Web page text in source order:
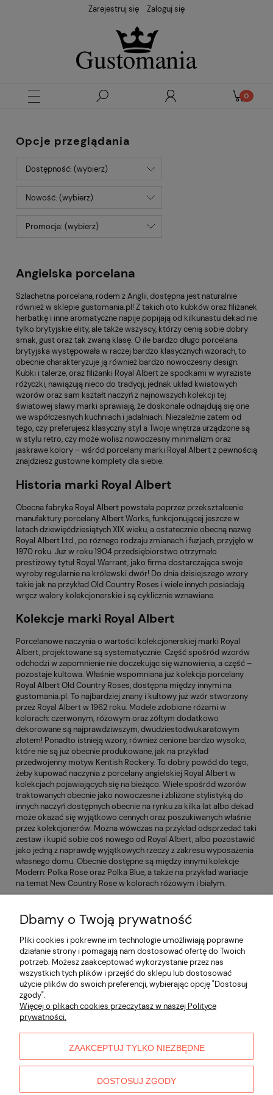
Zarejestruj się Zaloguj się
Opcje przeglądania
Dostępność: (wybierz)
Nowość: (wybierz)
Promocja: (wybierz)
Angielska porcelana
Szlachetna porcelana, rodem z Anglii, dostępna jest naturalnie
również w sklepie gustomania.pl! Z takich oto kubków oraz filiżanek
herbatkę i inne aromatyczne napije popijają od kilkunastu dekad nie
tylko brytyjskie elity, ale także wszyscy, którzy cenią sobie dobry
smak, gust oraz tak zwaną klasę. O ile bardzo długo porcelana
brytyjska występowała w raczej bardzo klasycznych wzorach, to
obecnie charakteryzuje ją również bardzo nowoczesny design.
Kubki i talerze, oraz filiżanki Royal Albert ze spodkami w wyraziste
różyczki, nawiązują nieco do tradycji, jednak układ kwiatowych
wzorów oraz sam kształt naczyń z najnowszych kolekcji tej
światowej sławy marki sprawiają, że doskonale odnajdują się one
we współczesnych kuchniach i jadalniach. Niezależnie zatem od
tego, czy preferujesz klasyczny styl a Twoje wnętrza urządzone są
w stylu retro, czy może wolisz nowoczesny minimalizm oraz
jaskrawe kolory – wśród porcelany marki Royal Albert z pewnością
znajdziesz gustowne komplety dla siebie.
Historia marki Royal Albert
Obecna fabryka Royal Albert powstała poprzez przekształcenie
manufaktury porcelany Albert Works, funkcjonującej jeszcze w
latach dziewięćdziesiątych XIX wieku, a ostatecznie obecną nazwę
Royal Albert Ltd., po różnego rodzaju zmianach i fuzjach, przyjęło w
1970 roku. Już w roku 1904 przedsiębiorstwo otrzymało
prestiżowy tytuł Royal Warrant, jako firma dostarczająca swoje
wyroby regularnie na królewski dwór! Do dnia dzisiejszego wzory
takie jak na przykład Old Country Roses i wiele innych posiadają
wręcz walory kolekcjonerskie i są cyklicznie wznawiane.
Kolekcje marki Royal Albert
Porcelanowe naczynia o wartości kolekcjonerskiej marki Royal
Albert, projektowane są systematycznie. Część spośród wzorów
odchodzi w zapomnienie nie doczekując się wznowienia, a część –
pozostaje kultowa. Właśnie wspomniana już kolekcja porcelany
Royal Albert Old Country Roses, dostępna między innymi na
gustomania.pl. To najbardziej znany i kultowy już wzór stworzony
przez Royal Albert w 1962 roku. Modele zdobione różami w
kolorach: czerwonym, różowym oraz żółtym dodatkowo
dekorowane są najprawdziwszym, dwudziestodwukaratowym
złotem! Ponadto istnieją wzory, również cenione bardzo wysoko,
które nie są już obecnie produkowane, jak na przykład
przedwojenny motyw Kentish Rockery. To dobry powód do tego,
żeby kupować naczynia z porcelany angielskiej Royal Albert w
kolekcjach pojawiających się na bieżąco. Wiele spośród wzorów
traktowanych obecnie jako nowoczesne i zbliżone stylistyką do
innych naczyń dostępnych obecnie na rynku za kilka lat albo dekad
może okazać się wyjątkowo cennych oraz poszukiwanych właśnie
przez kolekcjonerów. Można wówczas na przykład odsprzedać taki
zestaw i kupić sobie coś nowego od Royal Albert, albo pozostawić
jako jedną z naprawdę wyjątkowych rzeczy z zakresu wyposażenia
własnego domu. Obecnie dostępne są między innymi kolekcje
Modern: Polka Rose oraz Polka Blue, a także na przykład wariacje
na temat New Country Rose w kolorach różowym i białym.
Nie znaleziono produktów spełniających podane
Informacje
Płatności i dostawa
O nas
Dbamy o Twoją prywatność
Pliki cookies i pokrewne im technologie umożliwiają poprawne
działanie strony i pomagają nam dostosować ofertę do Twoich
potrzeb. Możesz zaakceptować wykorzystanie przez nas
wszystkich tych plików i przejść do sklepu lub dostosować
użycie plików do swoich preferencji, wybierając opcję "Dostosuj
zgody".
Więcej o plikach cookies przeczytasz w naszej Polityce
prywatności.
ZAAKCEPTUJ TYLKO NIEZBĘDNE
DOSTOSUJ ZGODY